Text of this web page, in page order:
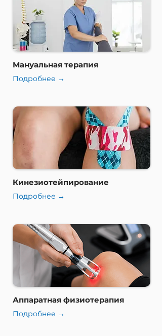
Мануальная терапия
Подробнее →
Кинезиотейпирование
Подробнее →
Аппаратная физиотерапия
Подробнее →